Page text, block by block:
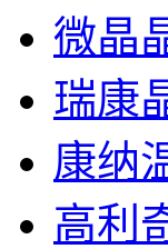
微晶
瑞康
康纳
高利